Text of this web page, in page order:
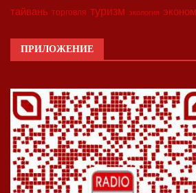
тайвань торговля туризм экология
ПРИЛОЖЕНИЕ